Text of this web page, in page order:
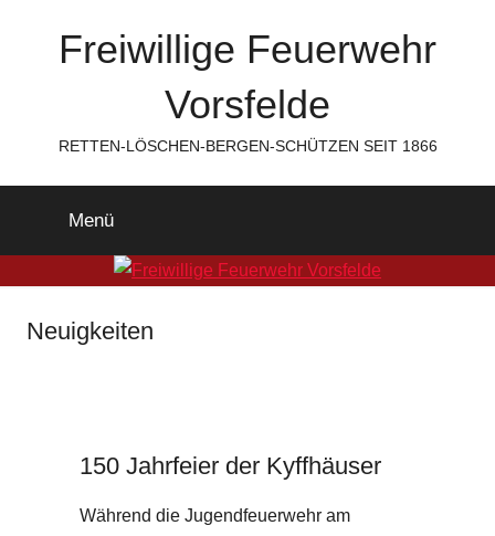
Freiwillige Feuerwehr
Vorsfelde
RETTEN-LÖSCHEN-BERGEN-SCHÜTZEN SEIT 1866
Menü
Neuigkeiten
150 Jahrfeier der Kyffhäuser
Während die Jugendfeuerwehr am